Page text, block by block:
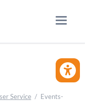
Service
Events-